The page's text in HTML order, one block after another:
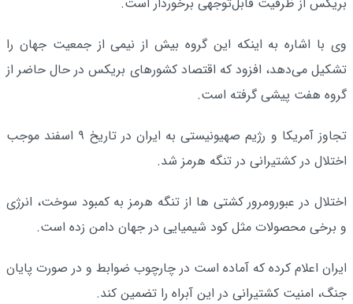
وی با اشاره به اینکه این گروه بیش از نیمی از جمعیت جهان را
تشکیل می‌دهد، افزود که اقتصاد کشورهای بریکس در حال حاضر از
گروه هفت پیشی گرفته است.
تجاوز آمریکا و رژیم صهیونیستی به ایران در تاریخ ۹ اسفند موجب
اختلال در کشتیرانی در تنگه هرمز شد.
اختلال در عبورومرور کشتی ها از تنگه هرمز به کمبود سوخت، انرژی
و برخی محصولات مثل کود شیمیایی در جهان دامن زده است.
ایران اعلام کرده که آماده است در چارچوب ضوابط و در صورت پایان
جنگ، امنیت کشتیرانی در این آبراه را تضمین کند.